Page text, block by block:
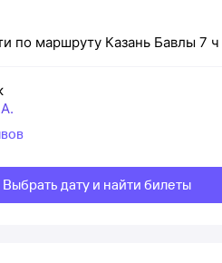
по маршруту Казань Бавлы 7 ч
Выбрать дату и найти билеты